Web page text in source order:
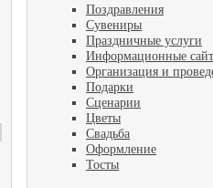
Поздравления
Сувениры
Праздничные услуги
Информационные
Организация и
Подарки
Сценарии
Цветы
Свадьба
Оформление
Тосты